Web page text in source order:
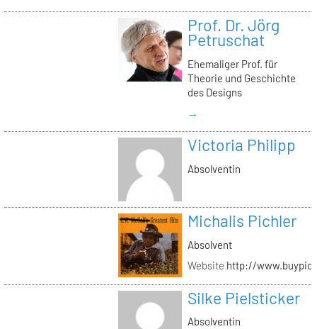
Prof. Dr. Jörg
Petruschat
Ehemaliger Prof. für
Theorie und Geschichte
des Designs
→
Victoria Philipp
Absolventin
Michalis Pichler
Absolvent
Website http://
Silke Pielsticker
Absolventin